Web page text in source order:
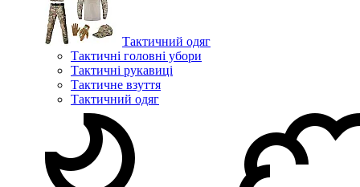
Тактичний одяг
Тактичні головні убори
Тактичні рукавиці
Тактичне взуття
Тактичний одяг